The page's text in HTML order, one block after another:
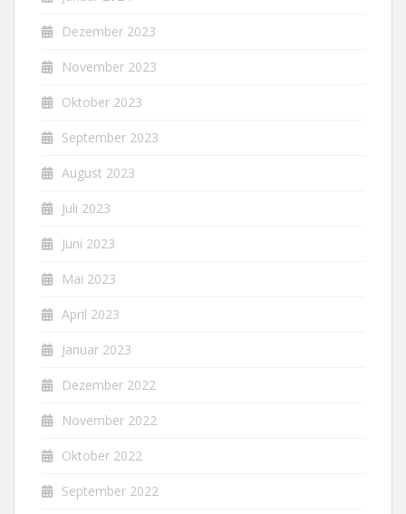
Dezember 2023
November 2023
Oktober 2023
September 2023
August 2023
Juli 2023
Juni 2023
Mai 2023
April 2023
Januar 2023
Dezember 2022
November 2022
Oktober 2022
September 2022